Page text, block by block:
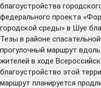
благоустройства
федерального проекта
городской среды» в Шуе
Тезы в районе
прогулочный маршрут
жителей в ходе
благоустройство этой
маршрут планируется